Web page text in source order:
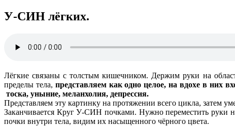
У-СИН лёгких.
Лёгкие связаны с толстым кишечником. Держим руки на
пределы тела, представляем как одно целое, на вдохе в них
тоска, уныние, меланхолия, депрессия.
Представляем эту картинку на протяжении всего цикла, затем
Заканчивается Круг У-СИН почками. Нужно переместить руки
почки внутри тела, видим их насыщенного чёрного цвета.